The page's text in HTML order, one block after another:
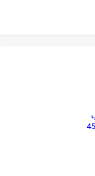
براتب يصل الى 450